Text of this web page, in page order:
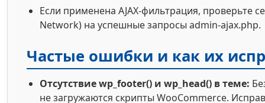
Если применена AJAX-фильтрация, проверьте
Network) на успешные запросы admin-ajax.php.
Частые ошибки и как их
Отсутствие wp_footer() и wp_head() в теме:
не загружаются скрипты WooCommerce.